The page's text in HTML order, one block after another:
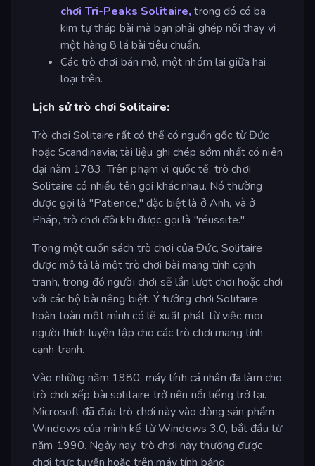
chơi Tri-Peaks Solitaire, trong đó có ba
kim tự tháp bài mà bạn phải ghép nối thay vì
một hàng 8 lá bài tiêu chuẩn.
Các trò chơi bán mở, một nhóm lai giữa hai
loại trên.
Lịch sử trò chơi Solitaire:
Trò chơi Solitaire rất có thể có nguồn gốc từ Đức
hoặc Scandinavia; tài liệu ghi chép sớm nhất có niên
đại năm 1783. Trên phạm vi quốc tế, trò chơi
Solitaire có nhiều tên gọi khác nhau. Nó thường
được gọi là "Patience," đặc biệt là ở Anh, và ở
Pháp, trò chơi đôi khi được gọi là "réussite."
Trong một cuốn sách trò chơi của Đức, Solitaire
được mô tả là một trò chơi bài mang tính cạnh
tranh, trong đó người chơi sẽ lần lượt chơi hoặc chơi
với các bộ bài riêng biệt. Ý tưởng chơi Solitaire
hoàn toàn một mình có lẽ xuất phát từ việc mọi
người thích luyện tập cho các trò chơi mang tính
cạnh tranh.
Vào những năm 1980, máy tính cá nhân đã làm cho
trò chơi xếp bài solitaire trở nên nổi tiếng trở lại.
Microsoft đã đưa trò chơi này vào dòng sản phẩm
Windows của mình kể từ Windows 3.0, bắt đầu từ
năm 1990. Ngày nay, trò chơi này thường được
chơi trực tuyến hoặc trên máy tính bảng.